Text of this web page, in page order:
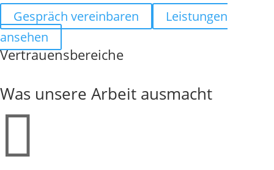
Gespräch vereinbaren
Leistungen
ansehen
Vertrauensbereiche
Was unsere Arbeit ausmacht
